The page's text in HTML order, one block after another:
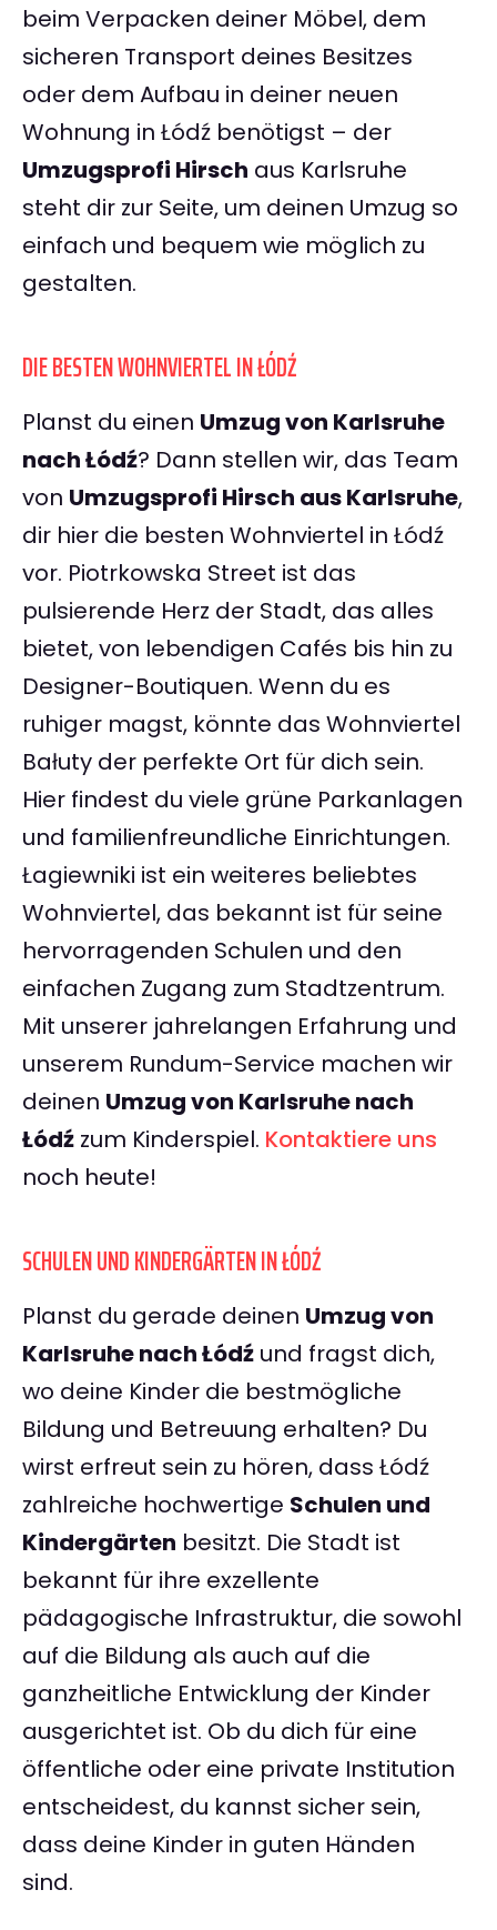
beim Verpacken deiner Möbel, dem
sicheren Transport deines Besitzes
oder dem Aufbau in deiner neuen
Wohnung in Łódź benötigst – der
Umzugsprofi Hirsch aus Karlsruhe
steht dir zur Seite, um deinen Umzug so
einfach und bequem wie möglich zu
gestalten.
DIE BESTEN WOHNVIERTEL IN ŁÓDŹ
Planst du einen Umzug von Karlsruhe
nach Łódź? Dann stellen wir, das Team
von Umzugsprofi Hirsch aus Karlsruhe,
dir hier die besten Wohnviertel in Łódź
vor. Piotrkowska Street ist das
pulsierende Herz der Stadt, das alles
bietet, von lebendigen Cafés bis hin zu
Designer-Boutiquen. Wenn du es
ruhiger magst, könnte das Wohnviertel
Bałuty der perfekte Ort für dich sein.
Hier findest du viele grüne Parkanlagen
und familienfreundliche Einrichtungen.
Łagiewniki ist ein weiteres beliebtes
Wohnviertel, das bekannt ist für seine
hervorragenden Schulen und den
einfachen Zugang zum Stadtzentrum.
Mit unserer jahrelangen Erfahrung und
unserem Rundum-Service machen wir
deinen Umzug von Karlsruhe nach
Łódź zum Kinderspiel. Kontaktiere uns
noch heute!
SCHULEN UND KINDERGÄRTEN IN ŁÓDŹ
Planst du gerade deinen Umzug von
Karlsruhe nach Łódź und fragst dich,
wo deine Kinder die bestmögliche
Bildung und Betreuung erhalten? Du
wirst erfreut sein zu hören, dass Łódź
zahlreiche hochwertige Schulen und
Kindergärten besitzt. Die Stadt ist
bekannt für ihre exzellente
pädagogische Infrastruktur, die sowohl
auf die Bildung als auch auf die
ganzheitliche Entwicklung der Kinder
ausgerichtet ist. Ob du dich für eine
öffentliche oder eine private Institution
entscheidest, du kannst sicher sein,
dass deine Kinder in guten Händen
sind.